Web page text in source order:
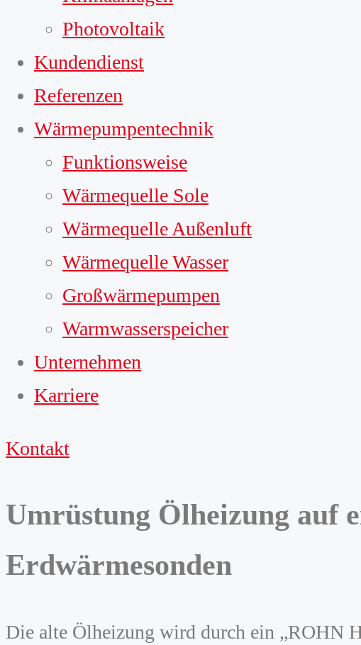
Photovoltaik
Kundendienst
Referenzen
Wärmepumpentechnik
Funktionsweise
Wärmequelle Sole
Wärmequelle Außenluft
Wärmequelle Wasser
Großwärmepumpen
Warmwasserspeicher
Unternehmen
Karriere
Kontakt
Umrüstung Ölheizung auf
Erdwärmesonden
Die alte Ölheizung wird durch ein „ROHN